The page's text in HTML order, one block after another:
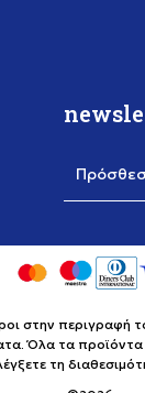
στην περιγραφή
Όλα τα
τη